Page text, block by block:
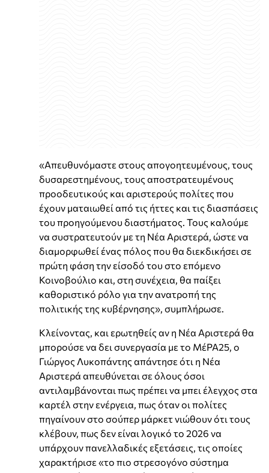
«Απευθυνόμαστε στους απογοητευμένους, τους
δυσαρεστημένους, τους αποστρατευμένους
προοδευτικούς και αριστερούς πολίτες που
έχουν ματαιωθεί από τις ήττες και τις διασπάσεις
του προηγούμενου διαστήματος. Τους καλούμε
να συστρατευτούν με τη Νέα Αριστερά, ώστε να
διαμορφωθεί ένας πόλος που θα διεκδικήσει σε
πρώτη φάση την είσοδό του στο επόμενο
Κοινοβούλιο και, στη συνέχεια, θα παίξει
καθοριστικό ρόλο για την ανατροπή της
πολιτικής της κυβέρνησης», συμπλήρωσε.
Κλείνοντας, και ερωτηθείς αν η Νέα Αριστερά θα
μπορούσε να δει συνεργασία με το ΜέΡΑ25, ο
Γιώργος Λυκοπάντης απάντησε ότι η Νέα
Αριστερά απευθύνεται σε όλους όσοι
αντιλαμβάνονται πως πρέπει να μπει έλεγχος στα
καρτέλ στην ενέργεια, πως όταν οι πολίτες
πηγαίνουν στο σούπερ μάρκετ νιώθουν ότι τους
κλέβουν, πως δεν είναι λογικό το 2026 να
υπάρχουν πανελλαδικές εξετάσεις, τις οποίες
χαρακτήρισε «το πιο στρεσογόνο σύστημα